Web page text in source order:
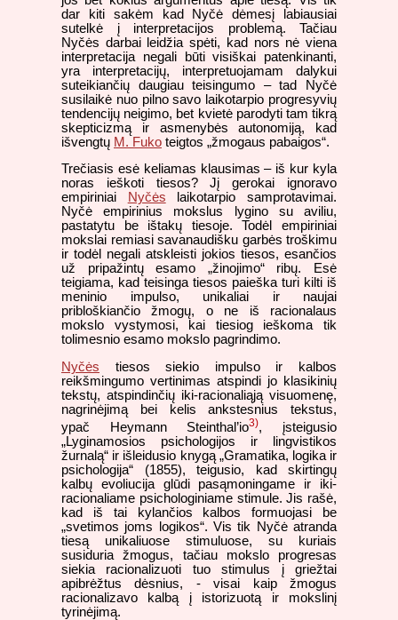
dar kiti sakėm kad Nyčė dėmesį labiausiai
sutelkė į interpretacijos problemą. Tačiau
Nyčės darbai leidžia spėti, kad nors nė viena
interpretacija negali būti visiškai patenkinanti,
yra interpretacijų, interpretuojamam dalykui
suteikiančių daugiau teisingumo – tad Nyčė
susilaikė nuo pilno savo laikotarpio progresyvių
tendencijų neigimo, bet kvietė parodyti tam tikrą
skepticizmą ir asmenybės autonomiją, kad
išvengtų M. Fuko teigtos „žmogaus pabaigos“.
Trečiasis esė keliamas klausimas – iš kur kyla
noras ieškoti tiesos? Jį gerokai ignoravo
empiriniai
Nyčės laikotarpio samprotavimai.
Nyčė empirinius mokslus lygino su aviliu,
pastatytu be ištakų tiesoje. Todėl empiriniai
mokslai remiasi savanaudišku garbės troškimu
ir todėl negali atskleisti jokios tiesos, esančios
už pripažintų esamo „žinojimo“ ribų. Esė
teigiama, kad teisinga tiesos paieška turi kilti iš
meninio impulso, unikaliai ir naujai
pribloškiančio žmogų, o ne iš racionalaus
mokslo vystymosi, kai tiesiog ieškoma tik
tolimesnio esamo mokslo pagrindimo.
Nyčės tiesos siekio impulso ir kalbos
reikšmingumo vertinimas atspindi jo klasikinių
tekstų, atspindinčių iki-racionaliąją visuomenę,
nagrinėjimą bei kelis ankstesnius tekstus,
ypač Heymann Steinthal’io3), įsteigusio
„Lyginamosios psichologijos ir lingvistikos
žurnalą“ ir išleidusio knygą „Gramatika, logika ir
psichologija“ (1855), teigusio, kad skirtingų
kalbų evoliucija glūdi pasąmoningame ir iki-
racionaliame psichologiniame stimule. Jis rašė,
kad iš tai kylančios kalbos formuojasi be
„svetimos joms logikos“. Vis tik Nyčė atranda
tiesą unikaliuose stimuluose, su kuriais
susiduria žmogus, tačiau mokslo progresas
siekia racionalizuoti tuo stimulus į griežtai
apibrėžtus dėsnius, - visai kaip žmogus
racionalizavo kalbą į istorizuotą ir mokslinį
tyrinėjimą.